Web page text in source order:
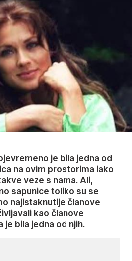
je bila jedna od
na ovim prostorima iako
veze s nama. Ali,
sapunice toliko su se
najistaknutije članove
kao članove
je bila jedna od njih.